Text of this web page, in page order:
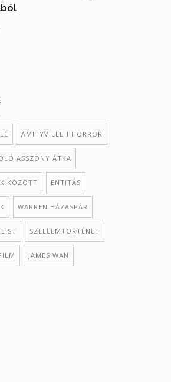
AMITYVILLE-I HORROR
ASSZONY ÁTKA
KÖZÖTT ENTITÁS
WARREN HÁZASPÁR
SZELLEMTÖRTÉNET
JAMES WAN